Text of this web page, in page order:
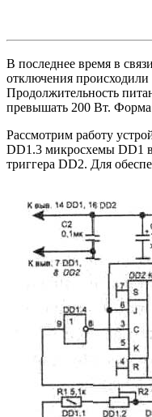
В последнее время в
отключения происходили
Продолжительность
превышать 200 Вт.
Рассмотрим работу
DD1.3 микросхемы DD1
триггера DD2. Для